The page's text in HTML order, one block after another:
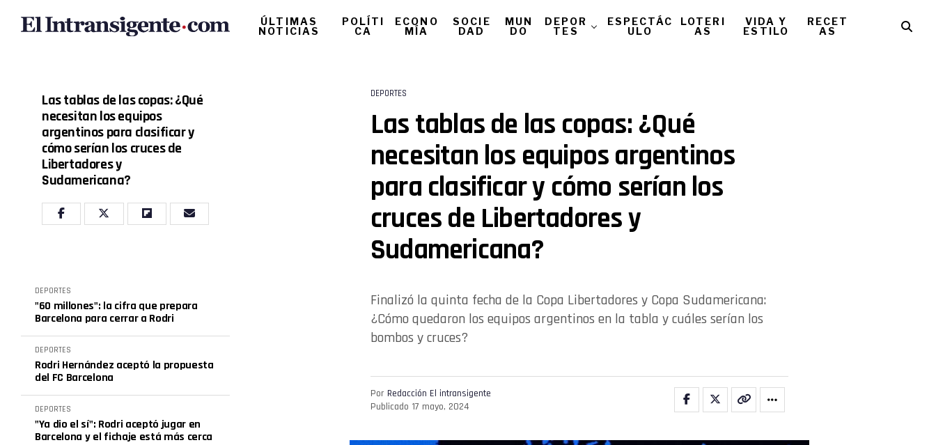
ÚLTIMAS
NOTICIAS
POLÍTI
CA
ECONO
MÍA
SOCIE
DAD
MUN
DO
DEPOR
TES
ESPECTÁC
ULO
LOTERI
AS
VIDA Y
ESTILO
RECET
AS
Las tablas de las copas: ¿Qué
necesitan los equipos
argentinos para clasificar y
cómo serían los cruces de
Libertadores y
Sudamericana?
DEPORTES
"60 millones": la cifra que prepara
Barcelona para cerrar a Rodri
DEPORTES
Rodri Hernández aceptó la propuesta
del FC Barcelona
DEPORTES
"Ya dio el sí": Rodri aceptó jugar en
Barcelona y el fichaje está más cerca
DEPORTES
Las tablas de las copas: ¿Qué
necesitan los equipos argentinos
para clasificar y cómo serían los
cruces de Libertadores y
Sudamericana?
Finalizó la quinta fecha de la Copa Libertadores y Copa Sudamericana:
¿Cómo quedaron los equipos argentinos en la tabla y cuáles serían los
bombos y cruces?
Por Redacción El intransigente
Publicado 17 mayo, 2024